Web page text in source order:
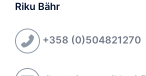
Riku Bähr
+358 (0)504821270